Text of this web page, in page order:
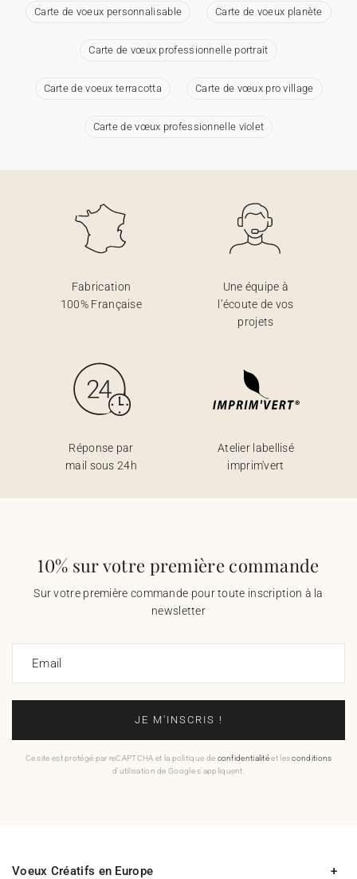
Carte de voeux personnalisable Carte de voeux planète
Carte de vœux professionnelle portrait
Carte de voeux terracotta Carte de vœux pro village
Carte de vœux professionnelle violet
Fabrication
100% Française
Une équipe à
l’écoute de vos
projets
Réponse par
mail sous 24h
Atelier labellisé
imprim'vert
10% sur votre première commande
Sur votre première commande pour toute inscription à la
newsletter
Email
JE M'INSCRIS !
Ce site est protégé par reCAPTCHA et la politique de confidentialitéet lesconditions
d'utilisation de Google s'appliquent.
Voeux Créatifs en Europe